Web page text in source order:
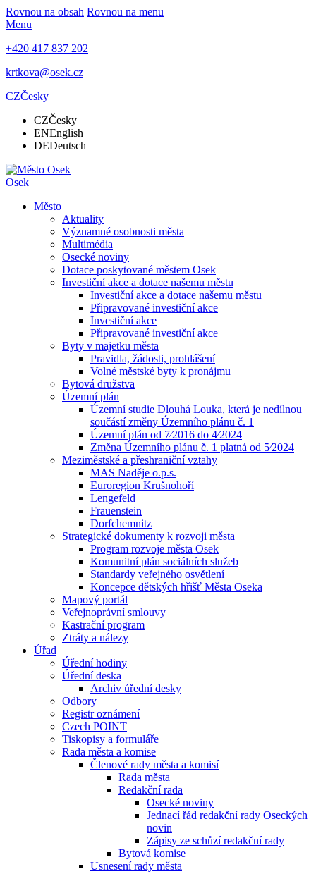
Rovnou na obsah Rovnou na menu
Menu
+420 417 837 202
krtkova@osek.cz
CZČesky
CZČesky
ENEnglish
DEDeutsch
Osek
Město
Aktuality
Významné osobnosti města
Multimédia
Osecké noviny
Dotace poskytované městem Osek
Investiční akce a dotace našemu městu
Investiční akce a dotace našemu městu
Připravované investiční akce
Investiční akce
Připravované investiční akce
Byty v majetku města
Pravidla, žádosti, prohlášení
Volné městské byty k pronájmu
Bytová družstva
Územní plán
Územní studie Dlouhá Louka, která je nedílnou
součástí změny Územního plánu č. 1
Územní plán od 7⁄2016 do 4⁄2024
Změna Územního plánu č. 1 platná od 5⁄2024
Meziměstské a přeshraniční vztahy
MAS Naděje o.p.s.
Euroregion Krušnohoří
Lengefeld
Frauenstein
Dorfchemnitz
Strategické dokumenty k rozvoji města
Program rozvoje města Osek
Komunitní plán sociálních služeb
Standardy veřejného osvětlení
Koncepce dětských hřišť Města Oseka
Mapový portál
Veřejnoprávní smlouvy
Kastrační program
Ztráty a nálezy
Úřad
Úřední hodiny
Úřední deska
Archiv úřední desky
Odbory
Registr oznámení
Czech POINT
Tiskopisy a formuláře
Rada města a komise
Členové rady města a komisí
Rada města
Redakční rada
Osecké noviny
Jednací řád redakční rady Oseckých
novin
Zápisy ze schůzí redakční rady
Bytová komise
Usnesení rady města